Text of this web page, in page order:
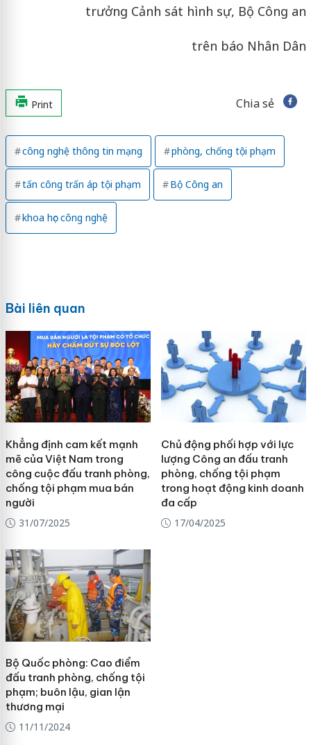
trưởng Cảnh sát hình sự, Bộ Công an
trên báo Nhân Dân
Print Chia sẻ
công nghệ thông tin mạng phòng, chống tội phạm
tấn công trấn áp tội phạm Bộ Công an
khoa học công nghệ
Bài liên quan
Khẳng định cam kết mạnh
mẽ của Việt Nam trong
công cuộc đấu tranh phòng,
chống tội phạm mua bán
người
31/07/2025
Chủ động phối hợp với lực
lượng Công an đấu tranh
phòng, chống tội phạm
trong hoạt động kinh doanh
đa cấp
17/04/2025
Bộ Quốc phòng: Cao điểm
đấu tranh phòng, chống tội
phạm; buôn lậu, gian lận
thương mại
11/11/2024